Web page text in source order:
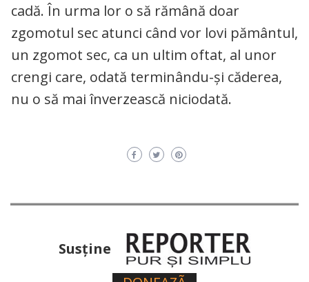
cadă. În urma lor o să rămână doar
zgomotul sec atunci când vor lovi pământul,
un zgomot sec, ca un ultim oftat, al unor
crengi care, odată terminându-și căderea,
nu o să mai înverzească niciodată.
Susţine